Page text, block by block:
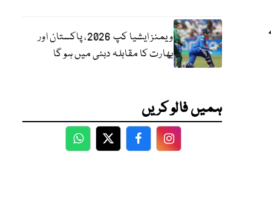
ویمنز ایشیا کپ 2026، پاکستان اور
بھارت کا مقابلہ دبئی میں ہو گا
ہمیں فالو کریں
WhatsApp
TwitterFacebookFacebook